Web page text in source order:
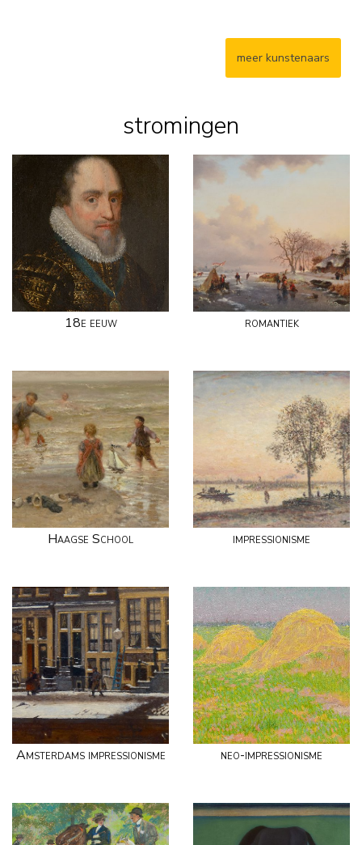
meer kunstenaars
stromingen
18e eeuw romantiek
Haagse School impressionisme
Amsterdams impressionisme neo-impressionisme